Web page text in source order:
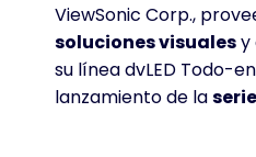
ViewSonic Corp.,
soluciones visualesy
su línea dvLED Todo-
lanzamiento de la